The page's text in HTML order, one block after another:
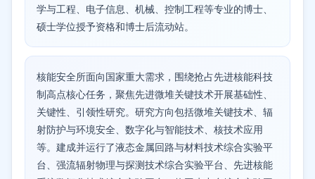
学与工程、电子信息、机械、控制工程等专业的博士、
硕士学位授予资格和博士后流动站。
核能安全所面向国家重大需求，围绕抢占先进核能科技
制高点核心任务，聚焦先进微堆关键技术开展基础性、
关键性、引领性研究。研究方向包括微堆关键技术、辐
射防护与环境安全、数字化与智能技术、核技术应用
等。建成并运行了液态金属回路与材料技术综合实验平
台、强流辐射物理与探测技术综合实验平台、先进核能